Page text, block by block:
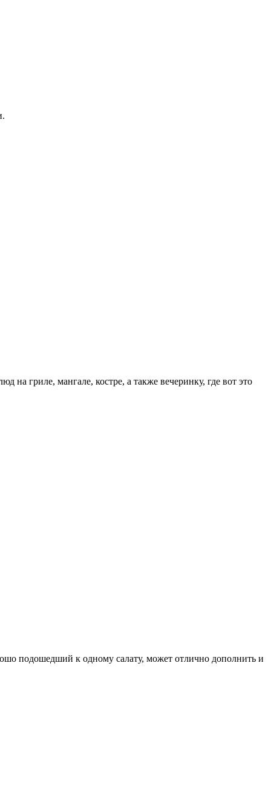
гриле, мангале, костре, а также вечеринку, где вот это
подошедший к одному салату, может отлично дополнить и